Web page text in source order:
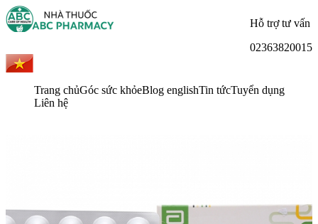
Hỗ trợ tư vấn
02363820015
Trang chủGóc sức khỏeBlog englishTin tứcTuyển dụng
Liên hệ